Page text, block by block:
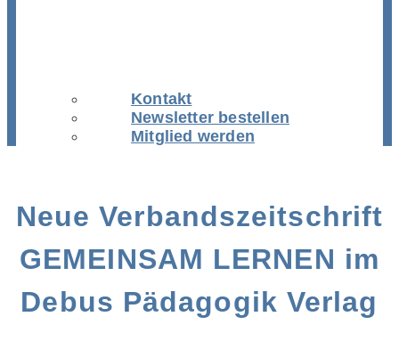
Kontakt
Newsletter bestellen
Mitglied werden
Neue Verbandszeitschrift
GEMEINSAM LERNEN im
Debus Pädagogik Verlag